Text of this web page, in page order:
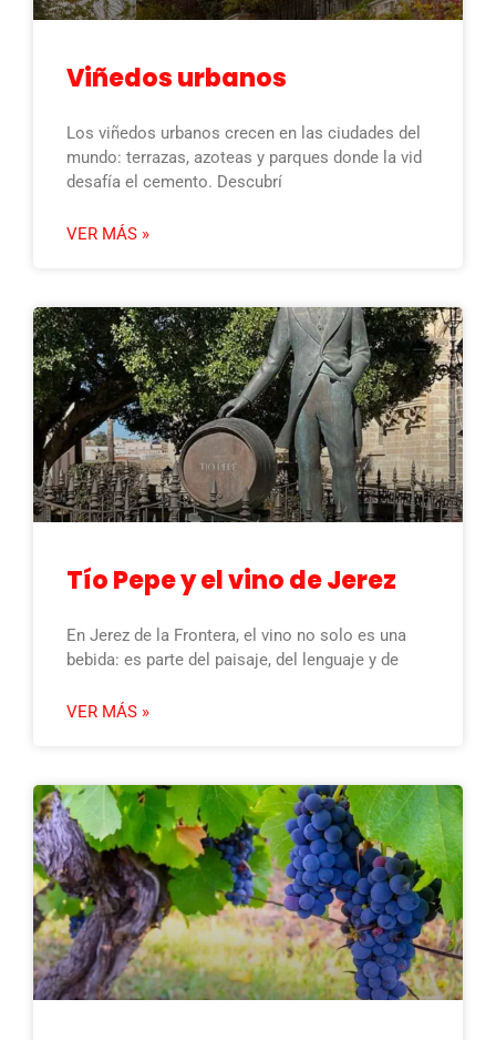
Viñedos urbanos
Los viñedos urbanos crecen en las ciudades del
mundo: terrazas, azoteas y parques donde la vid
desafía el cemento. Descubrí
VER MÁS »
Tío Pepe y el vino de Jerez
En Jerez de la Frontera, el vino no solo es una
bebida: es parte del paisaje, del lenguaje y de
VER MÁS »